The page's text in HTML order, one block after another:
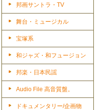
邦画サントラ・TV
舞台・ミュージカル
宝塚系
和ジャズ・和フュージョン
邦楽・日本民謡
Audio File 高音質盤。
ドキュメンタリー/企画物